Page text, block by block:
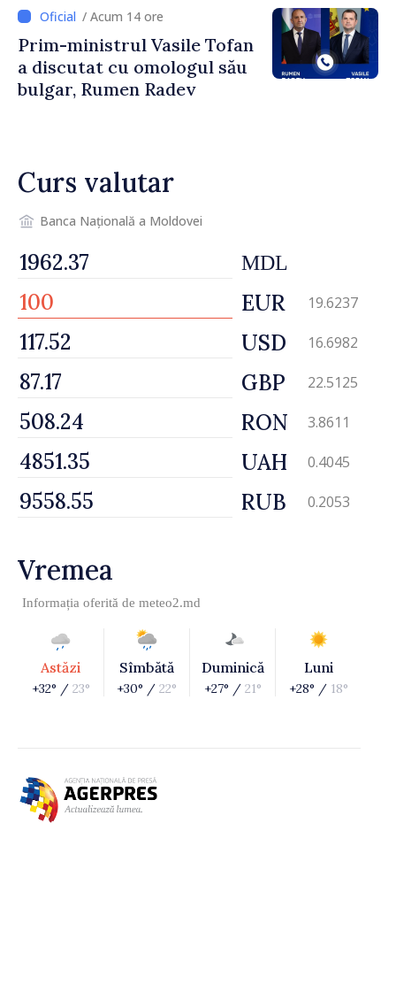
/ Acum 14 ore
Prim-ministrul Vasile Tofan
a discutat cu omologul său
bulgar, Rumen Radev
Curs valutar
Banca Națională a Moldovei
MDL
EUR 19.6237
USD 16.6982
GBP 22.5125
RON 3.8611
UAH 0.4045
RUB 0.2053
Vremea
Informația oferită de meteo2.md
Astăzi
+32° / 23°
Sîmbătă
+30° / 22°
Duminică
+27° / 21°
Luni
+28° / 18°